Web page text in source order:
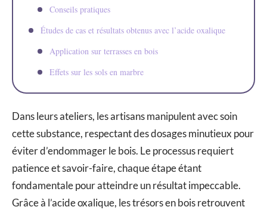
Conseils pratiques
Études de cas et résultats obtenus avec l’acide oxalique
Application sur terrasses en bois
Effets sur les sols en marbre
Dans leurs ateliers, les artisans manipulent avec soin
cette substance, respectant des dosages minutieux pour
éviter d’endommager le bois. Le processus requiert
patience et savoir-faire, chaque étape étant
fondamentale pour atteindre un résultat impeccable.
Grâce à l’acide oxalique, les trésors en bois retrouvent